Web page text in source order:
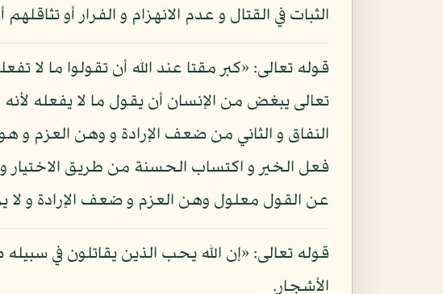
الثبات في القتال و عدم الانهزام و الفرار أو
قوله تعالى: «كبر مقتا عند الله أن تقولوا ما لا
تعالى يبغض من الإنسان أن يقول ما لا يفعله
النفاق و الثاني من ضعف الإرادة و وهن العزم و
فعل الخير و اكتساب الحسنة من طريق الاختيار و
عن القول معلول وهن العزم و ضعف الإرادة و لا
قوله تعالى: «إن الله يحب الذين يقاتلون في
الأشجار.